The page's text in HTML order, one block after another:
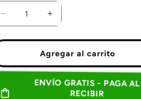
Reducir
cantidad
para
PELUCHE
FORMA
BUHO
Aumentar
cantidad
para
PELUCHE
EN
FORMA
DE
BUHO
Agregar al carrito
ENVÍO GRATIS - PAGA AL
RECIBIR